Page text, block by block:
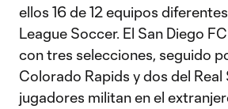
ellos 16 de 12 equipos
League Soccer. El San Diego
con tres selecciones, seguido
Colorado Rapids y dos del Real
jugadores militan en el